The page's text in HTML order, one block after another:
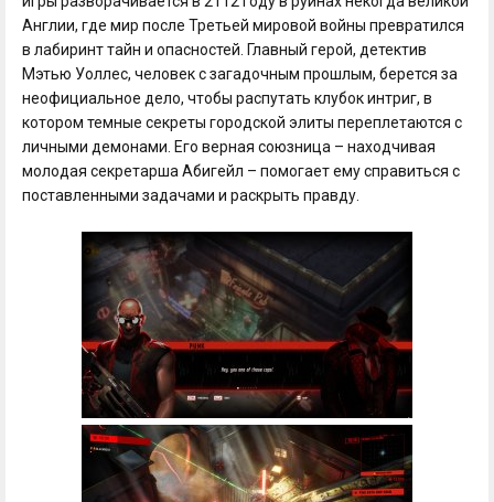
Англии, где мир после Третьей мировой войны превратился
в лабиринт тайн и опасностей. Главный герой, детектив
Мэтью Уоллес, человек с загадочным прошлым, берется за
неофициальное дело, чтобы распутать клубок интриг, в
котором темные секреты городской элиты переплетаются с
личными демонами. Его верная союзница – находчивая
молодая секретарша Абигейл – помогает ему справиться с
поставленными задачами и раскрыть правду.